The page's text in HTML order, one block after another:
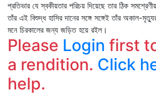
প্রতিভার যে স্বকীয়তার পরিচয় দিয়েছে তার ঠিক
তাঁর এই বিশুদ্ধ হাসির দানের সঙ্গে সঙ্গেই তাঁর অকাল-
মনে চিরকালের জন্য জড়িত হয়ে রইল।
Please Login first
a rendition. Click
help.